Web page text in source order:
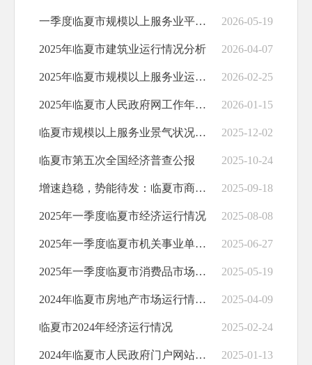
基层政务公开
回应关切
政府预算决算
放管服改革
应急预案
公共企事业信息公开
基层政务公开标准化规范化
一季度临夏市规模以上服务业平稳运行 2026-05-19
2025年临夏市建筑业运行情况分析 2026-04-07
2025年临夏市规模以上服务业运行情况分析 2026-02-25
2025年临夏市人民政府网工作年度报表 2026-01-15
临夏市规模以上服务业景气状况调查报告 2025-12-02
临夏市第五次全国经济普查公报 2025-10-24
增速趋稳，势能待发：临夏市商品房销售面积的SWOT全景研判 2025-09-18
2025年一季度临夏市经济运行情况 2025-08-08
2025年一季度临夏市机关事业单位劳动工资分析报告 2025-06-27
2025年一季度临夏市消费品市场运行情况分析 2025-05-19
2024年临夏市房地产市场运行情况分析 2025-04-09
临夏市2024年经济运行情况 2025-02-24
2024年临夏市人民政府门户网站工作年度报表 2025-01-13